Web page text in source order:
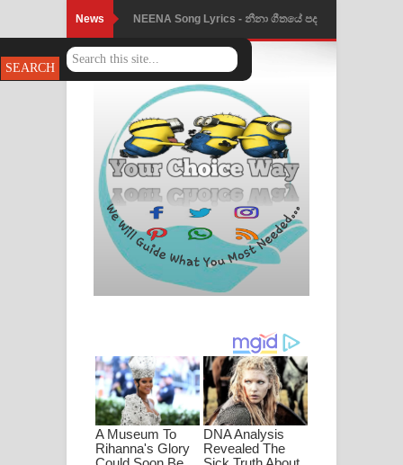
News NEENA Song Lyrics - නීනා ගීතයේ පද
පෙළ
Ahimi Wimai Himi Song Lyrics - අහිමි
විමයි හිමි ගීතයේ පද පෙළ
Mathaka Parana Song Lyrics - මතක
පාරනා ගීතයේ පද පෙළ
Nimnadhen Song Lyrics - නිම්නාදෙන්
ගීතයේ පද පෙළ
ඔබමයි මගේ ආදරේ ගීතයේ පද පෙළ
Pansal Gihin Song Lyrics - පන්සල් ගිහිං
ගීතයේ පද පෙළ